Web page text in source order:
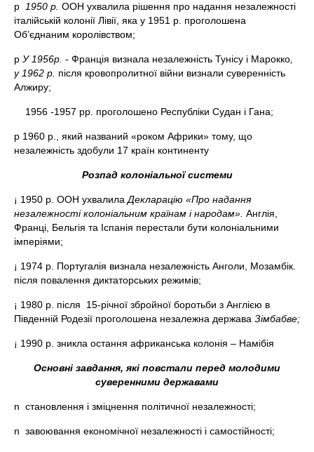
p 1950 р. ООН ухвалила рішення про надання незалежності
італійській колонії Лівії, яка у 1951 р. проголошена
Об’єднаним королівством;
p У 1956р. - Франція визнала незалежність Тунісу і Марокко
у 1962 р. після кровопролитної війни визнали суверенність
Алжиру;
1956 -1957 рр. проголошено Республіки Судан і Гана;
p 1960 р., який названий «роком Африки» тому, що
незалежність здобули 17 країн континенту
Розпад колоніальної системи
¡ 1950 р. ООН ухвалила Декларацію «Про надання
незалежності колоніальним країнам і народам». Англія,
Франці, Бельгія та Іспанія перестали бути колоніальними
імперіями;
¡ 1974 р. Португалія визнала незалежність Анголи, Мозамбік.
після повалення диктаторських режимів;
¡ 1980 р. після 15-річної збройної боротьби з Англією в
Південній Родезії проголошена незалежна держава Зімбабве;
¡ 1990 р. зникла остання африканська колонія – Намібія
Основні завдання, які повстали перед молодими
суверенними державами
n становлення і зміцнення політичної незалежності;
n завоювання економічної незалежності і самостійності;